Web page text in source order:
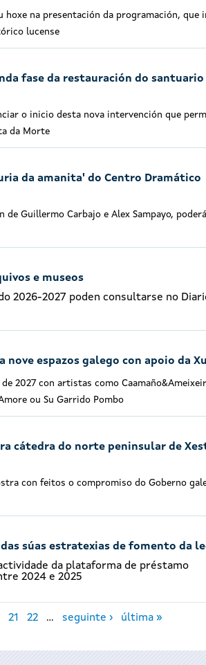
na presentación da programación, que
lucense
fase da restauración do santuario
o inicio desta nova intervención que
da Morte
da amanita' do Centro Dramático
Guillermo Carbajo e Alex Sampayo,
e museos
2026-2027 poden consultarse no
nove espazos galego con apoio da
2027 con artistas como
ou Su Garrido Pombo
cátedra do norte peninsular de
con feitos o compromiso do Goberno
súas estratexias de fomento da
da plataforma de préstamo
2024 e 2025
21 22 … seguinte › última »